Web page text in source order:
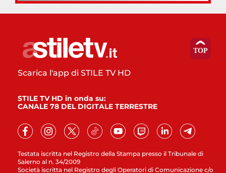
Testata iscritta nel Registro della Stampa presso il Tribunale di
Salerno al n. 34/2009
Società iscritta nel Registro degli Operatori di Comunicazione c/o
Scarica l'app di STILE TV HD
STILE TV HD in onda su:
CANALE 78 DEL DIGITALE TERRESTRE